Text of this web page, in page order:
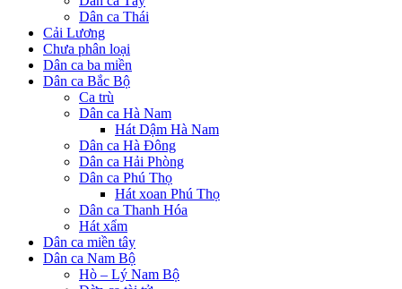
Dân ca Thái
Cải Lương
Chưa phân loại
Dân ca ba miền
Dân ca Bắc Bộ
Ca trù
Dân ca Hà Nam
Hát Dậm Hà Nam
Dân ca Hà Đông
Dân ca Hải Phòng
Dân ca Phú Thọ
Hát xoan Phú Thọ
Dân ca Thanh Hóa
Hát xẩm
Dân ca miền tây
Dân ca Nam Bộ
Hò – Lý Nam Bộ